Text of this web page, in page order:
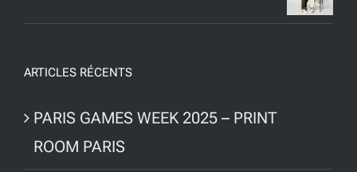
ARTICLES RÉCENTS
PARIS GAMES WEEK 2025 – PRINT
ROOM PARIS